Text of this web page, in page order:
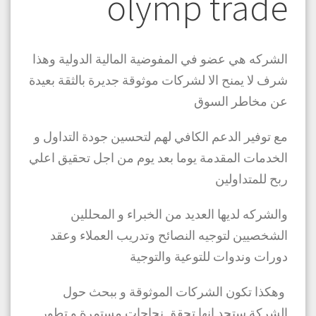
الشركه هي عضو في المفوضية المالية الدولية وهذا
شرف لا يمنح الا لشركات موثوقة جديرة بالثقة بعيدة
عن مخاطر السوق
مع توفير الدعم الكافي لهم لتحسين جودة التداول و
الخدمات المقدمة يوما بعد يوم من اجل تحقيق اعلي
ربح للمتداولين
والشركه لديها العديد من الخبراء و المحللين
الشخصيين لتوجيه النصائح وتدريب العملاء وعقد
دورات وندوات للتوعية والتوجية
وهكذا تكون الشركات الموثوقة و ببحث حول
الشركة ستجد انها تحقق نجاحات مستمرة و تطور